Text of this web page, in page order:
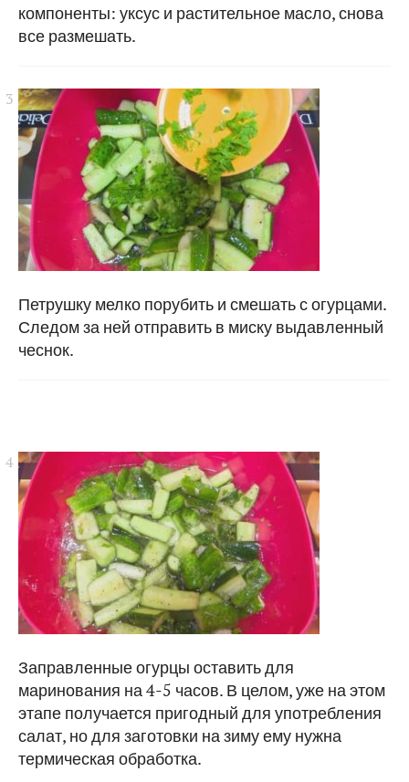
компоненты: уксус и растительное масло, снова
все размешать.
Петрушку мелко порубить и смешать с огурцами.
Следом за ней отправить в миску выдавленный
чеснок.
Заправленные огурцы оставить для
маринования на 4-5 часов. В целом, уже на этом
этапе получается пригодный для употребления
салат, но для заготовки на зиму ему нужна
термическая обработка.